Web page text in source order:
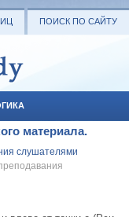
ПОИСК ПО САЙТУ
материала.
слушателями